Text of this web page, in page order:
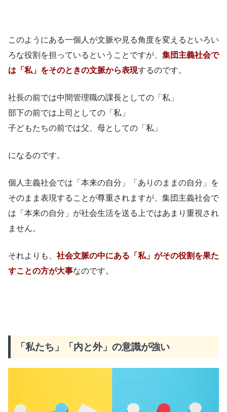
このようにある一個人が文脈や見る角度を変えるといろい
ろな役割を担っているということですが、 集団主義社会で
は「私」をそのときの文脈から表現するのです。
社長の前では中間管理職の課長としての「私」
部下の前では上司としての「私」
子どもたちの前では父、母としての「私」
になるのです。
個人主義社会では「本来の自分」「ありのままの自分」を
そのまま表現することが尊重されますが、集団主義社会で
は「本来の自分」が社会生活を送る上ではあまり重視され
ません。
それよりも、 社会文脈の中にある「私」がその役割を果た
すことの方が大事なのです。
「私たち」「内と外」の意識が強い